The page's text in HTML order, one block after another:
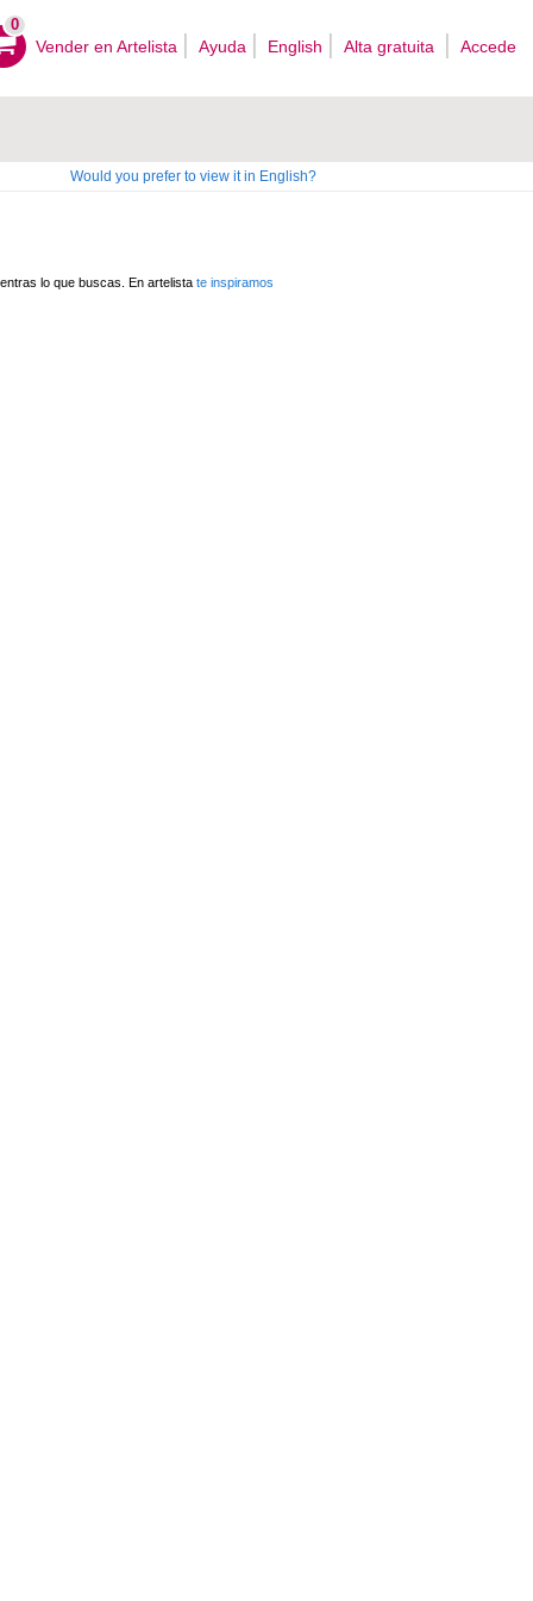
0
Vender en Artelista Ayuda English Alta gratuita Accede
Would you prefer to view it in English?
lo que buscas. En artelista te inspiramos